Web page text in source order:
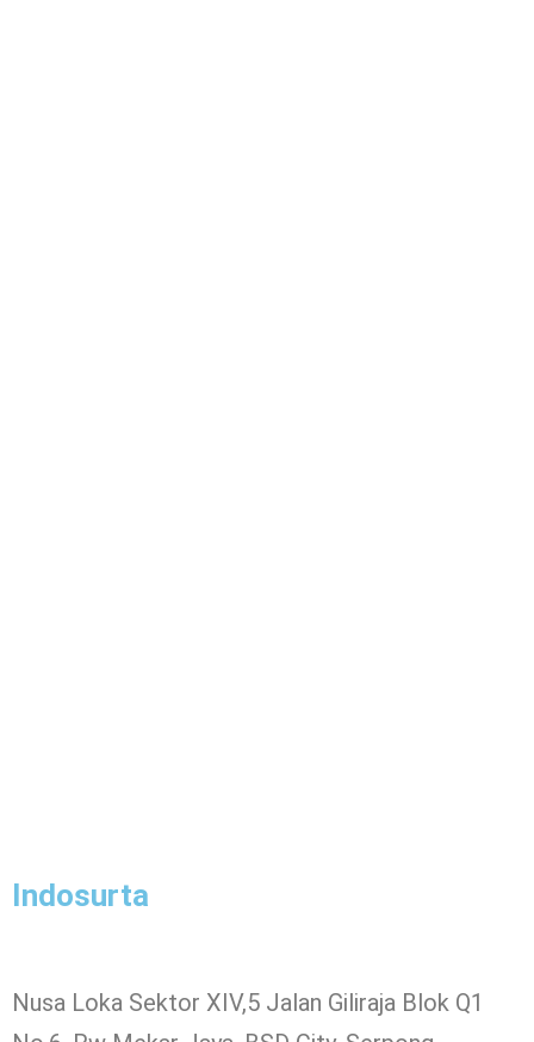
Indosurta
Nusa Loka Sektor XIV,5 Jalan Giliraja Blok Q1